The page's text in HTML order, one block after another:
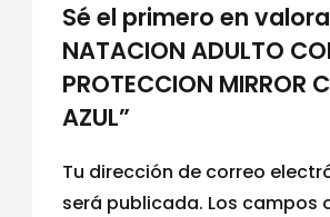
Sé el primero en
NATACION ADULTO
PROTECCION MIRROR
AZUL”
Tu dirección de correo
será publicada. Los campos